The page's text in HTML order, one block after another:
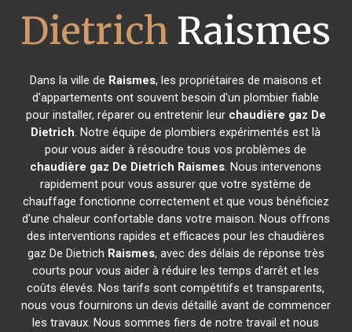
Dietrich Raismes
Dans la ville de Raismes, les propriétaires de maisons et
d'appartements ont souvent besoin d'un plombier fiable
pour installer, réparer ou entretenir leur chaudière gaz De
Dietrich. Notre équipe de plombiers expérimentés est là
pour vous aider à résoudre tous vos problèmes de
chaudière gaz De Dietrich Raismes. Nous intervenons
rapidement pour vous assurer que votre système de
chauffage fonctionne correctement et que vous bénéficiez
d'une chaleur confortable dans votre maison. Nous offrons
des interventions rapides et efficaces pour les chaudières
gaz De Dietrich Raismes, avec des délais de réponse très
courts pour vous aider à réduire les temps d'arrêt et les
coûts élevés. Nos tarifs sont compétitifs et transparents,
nous vous fournirons un devis détaillé avant de commencer
les travaux. Nous sommes fiers de notre travail et nous